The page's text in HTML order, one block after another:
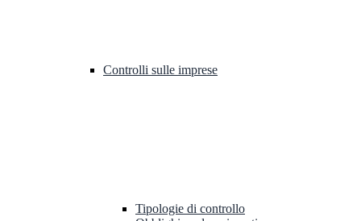
Controlli sulle imprese
Tipologie di controllo